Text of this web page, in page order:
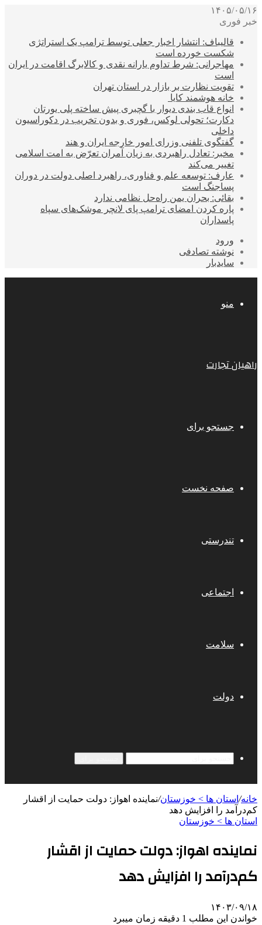
۱۴۰۵/۰۵/۱۶
خبر فوری
قالیباف: انتشار اخبار جعلی توسط ترامپ یک استراتژی
شکست خورده است
مهاجرانی: شرط تداوم یارانه نقدی و کالابرگ اقامت در ایران
است
تقویت نظارت بر بازار در استان تهران
خانه هوشمند کایا
انواع قاب بندی دیوار با گچبری پیش ساخته پلی یورتان
دکارت؛ تحولی لوکس، فوری و بدون تخریب در دکوراسیون
داخلی
گفتگوی تلفنی وزرای امور خارجه ایران و هند
مخبر: تعادل راهبردی به زیان آمران تعرّض به امت اسلامی
تغییر می‌کند
عارف: توسعه علم و فناوری، راهبرد اصلی دولت در دوران
پساجنگ است
بقائی: بحران یمن راه‌حل نظامی ندارد
پاره کردن امضای ترامپ پای لانچر موشک‌های سپاه
پاسداران
ورود
نوشته تصادفی
سایدبار
منو
راهیان تجارت
جستجو برای
صفحه نخست
تندرستی
اجتماعی
سلامت
دولت
خانه/ استان ها > خوزستان/نماینده اهواز: دولت حمایت از اقشار
کم‌درآمد را افزایش دهد
استان ها > خوزستان
نماینده اهواز: دولت حمایت از اقشار
کم‌درآمد را افزایش دهد
۱۴۰۳/۰۹/۱۸
خواندن این مطلب 1 دقیقه زمان میبرد